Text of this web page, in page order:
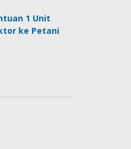
1 Unit
ke Petani